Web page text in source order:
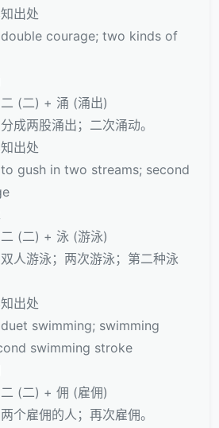
出处
double courage; two kinds of
(二) + 涌 (涌出)
成两股涌出；二次涌动。
出处
to gush in two streams; second
(二) + 泳 (游泳)
人游泳；两次游泳；第二种泳
出处
duet swimming; swimming
swimming stroke
(二) + 佣 (雇佣)
个雇佣的人；再次雇佣。